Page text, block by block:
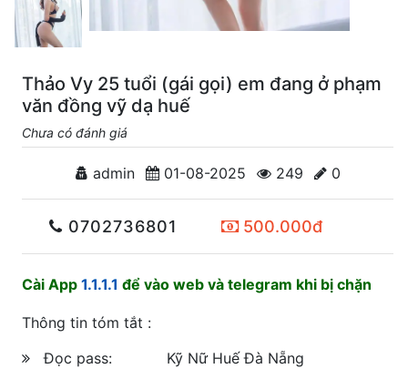
Thảo Vy 25 tuổi (gái gọi) em đang ở phạm
văn đồng vỹ dạ huế
Chưa có đánh giá
admin 01-08-2025 249 0
0702736801 500.000đ
Cài App 1.1.1.1 để vào web và telegram khi bị chặn
Thông tin tóm tắt :
Đọc pass:
Kỹ Nữ Huế Đà Nẵng